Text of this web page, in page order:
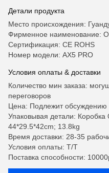
Детали продукта
Место происхождения:
Фирменное наименование:
Сертификация: CE ROHS
Номер модели: AX5 PRO
Условия оплаты & доставки
Количество мин заказа:
переговоров
Цена: Подлежит обсуждению
Упаковывая детали: Коробка
44*29.5*42cm; 13.8kg
Время доставки: 28-35
Условия оплаты: T/T
Поставка способности: